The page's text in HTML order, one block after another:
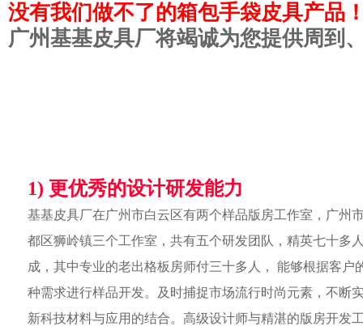
没有我们做不了的箱包手袋皮具产品
广州基基皮具厂将竭诚为您提供周到
1) 更优秀的设计研发能力
基基皮具厂在广州市白云区有两个样品版房工作室，广州
都区狮岭镇三个工作室，共有五个研发团队，精英七十多
成，其中专业的老出格板房师付三十多人， 能够根据客户
种需求进行样品开发。及时捕捉市场流行时尚元素，不断
新科技材料与应用的结合。高级设计师与精湛的版房开发